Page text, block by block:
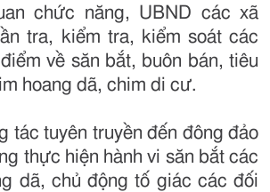
chức năng, UBND các xã
tra, kiểm tra, kiểm soát các
về săn bắt, buôn bán, tiêu
hoang dã, chim di cư.
tác tuyên truyền đến đông đảo
thực hiện hành vi săn bắt các
dã, chủ động tố giác các đối